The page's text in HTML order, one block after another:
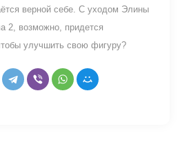
верной себе. С уходом Элины
2, возможно, придется
улучшить свою фигуру?